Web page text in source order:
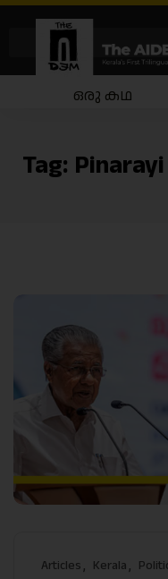
ഒരു കഥ
Tag:
Articles Kerala